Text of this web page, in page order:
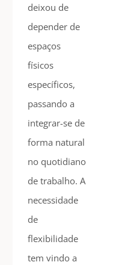
deixou de
depender de
espaços
físicos
específicos,
passando a
integrar-se de
forma natural
no quotidiano
de trabalho. A
necessidade
de
flexibilidade
tem vindo a